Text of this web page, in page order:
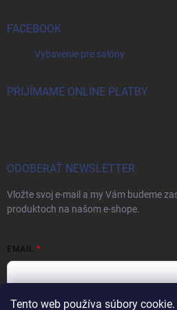
Tento web používa súbory
FACEBOOK
Vybavenie pre salóny
PRIJÍMAME ONLINE PLATBY
ODOBERAŤ NEWSLETTER
Vložte svoj e-mail a my Vám budeme
produktoch na našom e-shope.
EMAIL